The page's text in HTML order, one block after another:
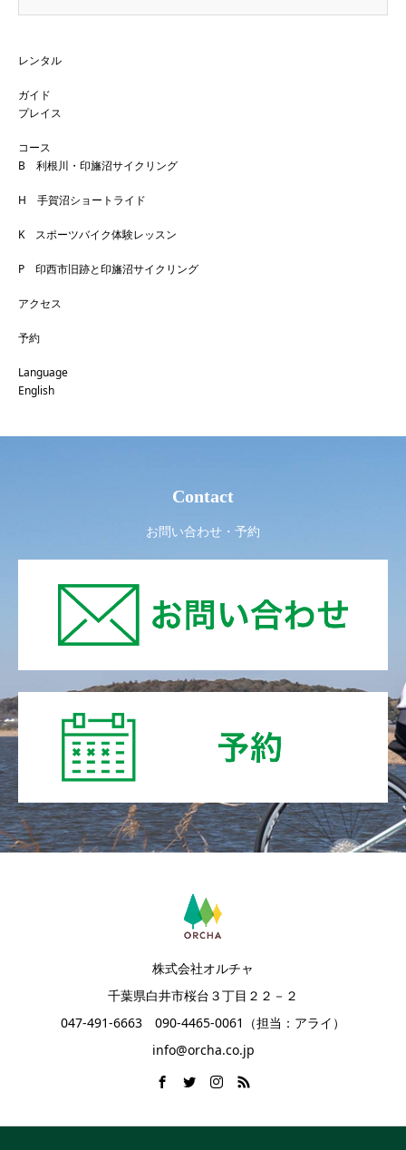
レンタル
ガイド
プレイス
コース
B 利根川・印旛沼サイクリング
H 手賀沼ショートライド
K スポーツバイク体験レッスン
P 印西市旧跡と印旛沼サイクリング
アクセス
予約
Language
English
Contact
お問い合わせ・予約
株式会社オルチャ
千葉県白井市桜台３丁目２２－２
047-491-6663 090-4465-0061（担当：アライ）
info@orcha.co.jp